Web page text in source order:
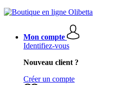
Mon compte
Identifiez-vous
Nouveau client ?
Créer un compte